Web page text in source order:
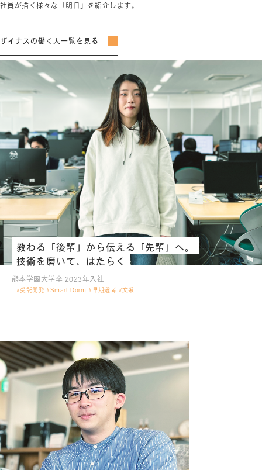
社員が描く様々な「明日」を紹介します。
ザイナスの働く人一覧を見る
教わる「後輩」から伝える「先輩」へ。
技術を磨いて、はたらく
熊本学園大学卒 2023年入社
#受託開発 #Smart Dorm #早期選考 #文系